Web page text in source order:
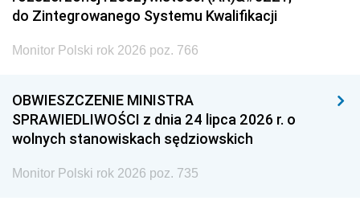
do Zintegrowanego Systemu Kwalifikacji
Monitor Polski rok 2026 poz. 766
OBWIESZCZENIE MINISTRA
SPRAWIEDLIWOŚCI z dnia 24 lipca 2026 r. o
wolnych stanowiskach sędziowskich
Monitor Polski rok 2026 poz. 735